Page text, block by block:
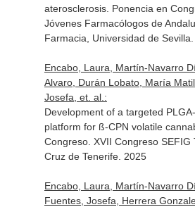
aterosclerosis. Ponencia en
Jóvenes Farmacólogos de
Farmacia, Universidad de
Encabo, Laura, Martín-Navarro
Alvaro, Durán Lobato, María
Josefa, et. al.:
Development of a targeted
platform for ß-CPN volatile
Congreso. XVII Congreso SEFIG
Cruz de Tenerife. 2025
Encabo, Laura, Martín-Navarro
Fuentes, Josefa, Herrera